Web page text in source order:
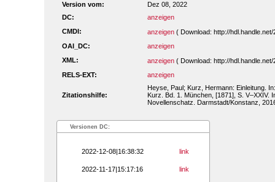
Version vom:
Dez 08, 2022
DC:
anzeigen
CMDI:
anzeigen ( Download: http://
OAI_DC:
anzeigen
XML:
anzeigen ( Download: http://
RELS-EXT:
anzeigen
Zitationshilfe:
Heyse, Paul; Kurz, Hermann: Einleitung.
Kurz. Bd. 1. München, [1871], S. V–XXIV.
Novellenschatz. Darmstadt/Konstanz,
Versionen DC:
2022-12-08|16:38:32 link
2022-11-17|15:17:16 link